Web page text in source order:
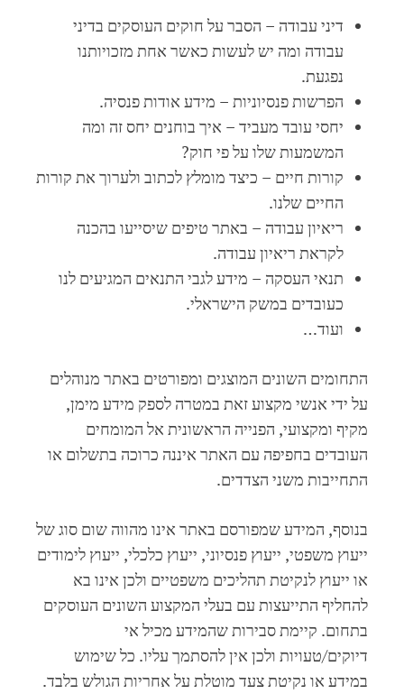
דיני עבודה – הסבר על חוקים העוסקים בדיני
עבודה ומה יש לעשות כאשר אחת מזכויותנו
נפגעת.
הפרשות פנסיוניות – מידע אודות פנסיה.
יחסי עובד מעביד – איך בוחנים יחס זה ומה
המשמעות שלו על פי חוק?
קורות חיים – כיצד מומלץ לכתוב ולערוך את קורות
החיים שלנו.
ריאיון עבודה – באתר טיפים שיסייעו בהכנה
לקראת ריאיון עבודה.
תנאי העסקה – מידע לגבי התנאים המגיעים לנו
כעובדים במשק הישראלי.
ועוד…
התחומים השונים המוצגים ומפורטים באתר מנוהלים
על ידי אנשי מקצוע זאת במטרה לספק מידע מימן,
מקיף ומקצועי, הפנייה הראשונית אל המומחים
העובדים בחפיפה עם האתר איננה כרוכה בתשלום או
התחייבות משני הצדדים.
בנוסף, המידע שמפורסם באתר אינו מהווה שום סוג של
ייעוץ משפטי, ייעוץ פנסיוני, ייעוץ כלכלי, ייעוץ לימודים
או ייעוץ לנקיטת תהליכים משפטיים ולכן אינו בא
להחליף התייעצות עם בעלי המקצוע השונים העוסקים
בתחום. קיימת סבירות שהמידע מכיל אי
דיוקים/טעויות ולכן אין להסתמך עליו. כל שימוש
במידע או נקיטת צעד מוטלת על אחריות הגולש בלבד.